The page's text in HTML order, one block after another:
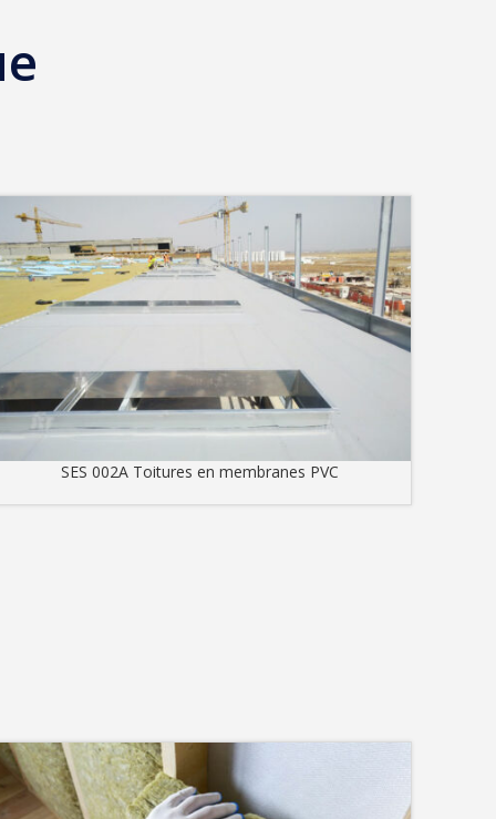
SES 002A Toitures en membranes PVC